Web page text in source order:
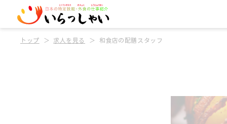
トップ 求人を見る 和食店の配膳スタッフ